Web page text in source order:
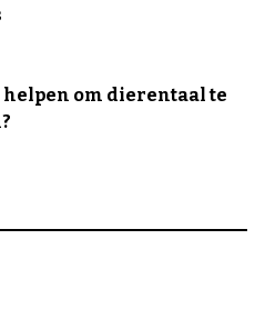
helpen om dierentaal te